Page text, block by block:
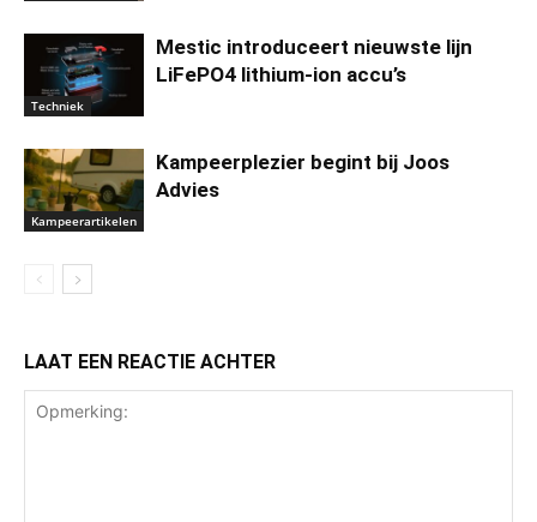
Techniek
Mestic introduceert nieuwste lijn
LiFePO4 lithium-ion accu’s
Kampeerartikelen
Kampeerplezier begint bij Joos
Advies
LAAT EEN REACTIE ACHTER